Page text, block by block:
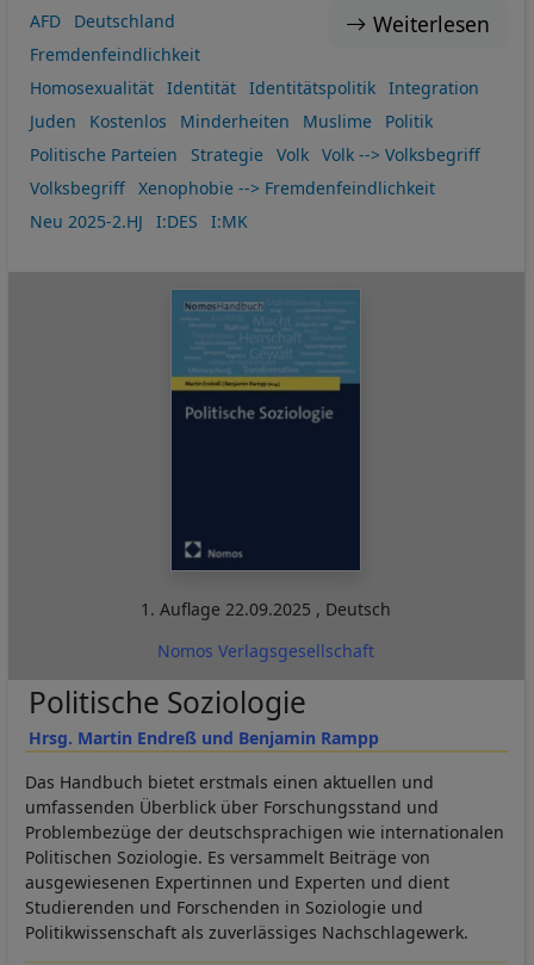
Weiterlesen
AFD
Deutschland
Fremdenfeindlichkeit
Homosexualität
Identität Identitätspolitik
Integration
Juden
Kostenlos Minderheiten Muslime
Politik
Politische Parteien
Strategie Volk
Volk --> Volksbegriff
Volksbegriff
Xenophobie --> Fremdenfeindlichkeit
Neu 2025-2.HJ
I:DES I:MK
1. Auflage 22.09.2025 , Deutsch
Nomos Verlagsgesellschaft
Hrsg. Martin Endreß und Benjamin Rampp
Politische Soziologie
Das Handbuch bietet erstmals einen aktuellen und
umfassenden Überblick über Forschungsstand und
Problembezüge der deutschsprachigen wie internationalen
Politischen Soziologie. Es versammelt Beiträge von
ausgewiesenen Expertinnen und Experten und dient
Studierenden und Forschenden in Soziologie und
Politikwissenschaft als zuverlässiges Nachschlagewerk.